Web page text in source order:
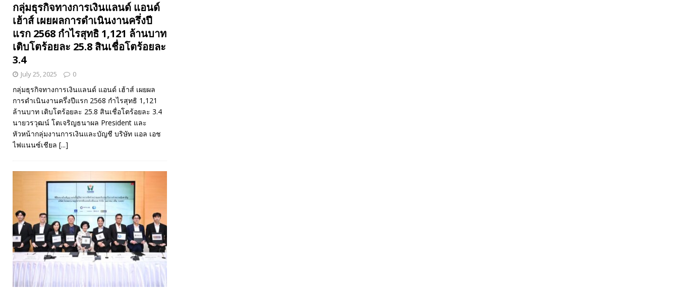
กลุ่มธุรกิจทางการเงินแลนด์ แอนด์
เฮ้าส์ เผยผลการดำเนินงานครึ่งปี
แรก 2568 กำไรสุทธิ 1,121 ล้านบาท
เติบโตร้อยละ 25.8 สินเชื่อโตร้อยละ
3.4
July 25, 2025 0
กลุ่มธุรกิจทางการเงินแลนด์ แอนด์ เฮ้าส์ เผยผล
การดำเนินงานครึ่งปีแรก 2568 กำไรสุทธิ 1,121
ล้านบาท เติบโตร้อยละ 25.8 สินเชื่อโตร้อยละ 3.4
นายวรวุฒน์ โตเจริญธนาผล President และ
หัวหน้ากลุ่มงานการเงินและบัญชี บริษัท แอล เอช
ไฟแนนซ์เชียล [...]